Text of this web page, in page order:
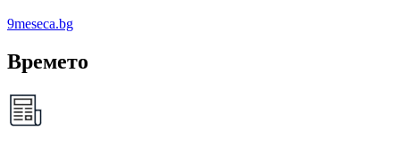
9meseca.bg
Времето